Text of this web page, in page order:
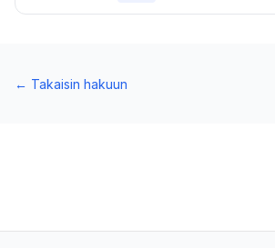
← Takaisin hakuun